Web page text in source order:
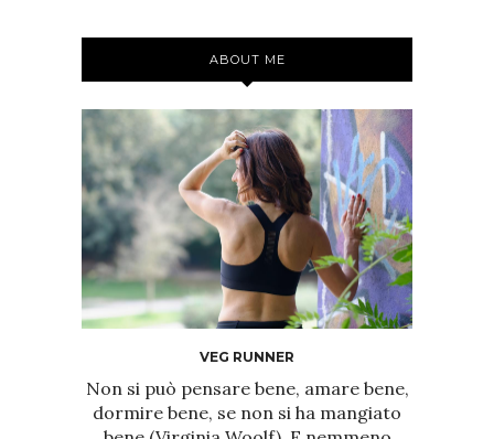
ABOUT ME
VEG RUNNER
Non si può pensare bene, amare bene,
dormire bene, se non si ha mangiato